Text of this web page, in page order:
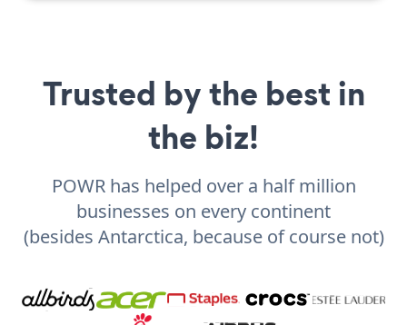
Trusted by the best in
the biz!
POWR has helped over a half million
businesses on every continent
(besides Antarctica, because of course not)